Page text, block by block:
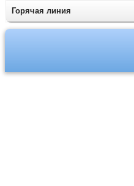
Горячая линия